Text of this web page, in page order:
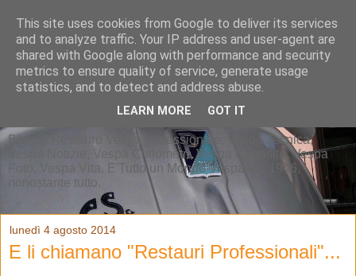
Blog di Restauro Vespa professionale, Vespa Tecnica,
Vespa Notizie, Vespa Chilometri, Vespa Curiosità, Vespa
Foto, Vespa Vita. E'Tutto un Mondo Vespa dal 1946,
nonostante tutto.
lunedì 4 agosto 2014
E li chiamano "Restauri Professionali"...
This site uses cookies from Google to deliver its services
and to analyze traffic. Your IP address and user-agent are
shared with Google along with performance and security
metrics to ensure quality of service, generate usage
statistics, and to detect and address abuse.
LEARN MORE GOT IT